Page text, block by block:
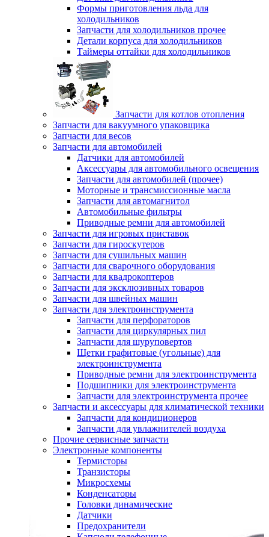
Формы приготовления льда для
холодильников
Запчасти для холодильников прочее
Детали корпуса для холодильников
Таймеры оттайки для холодильников
Запчасти для котлов отопления
Запчасти для вакуумного упаковщика
Запчасти для весов
Запчасти для автомобилей
Датчики для автомобилей
Аксессуары для автомобильного освещения
Запчасти для автомобилей (прочее)
Моторные и трансмиссионные масла
Запчасти для автомагнитол
Автомобильные фильтры
Приводные ремни для автомобилей
Запчасти для игровых приставок
Запчасти для гироскутеров
Запчасти для сушильных машин
Запчасти для сварочного оборудования
Запчасти для квадрокоптеров
Запчасти для эксклюзивных товаров
Запчасти для швейных машин
Запчасти для электроинструмента
Запчасти для перфораторов
Запчасти для циркулярных пил
Запчасти для шуруповертов
Щетки графитовые (угольные) для
электроинструмента
Приводные ремни для электроинструмента
Подшипники для электроинструмента
Запчасти для электроинструмента прочее
Запчасти и аксессуары для климатической техники
Запчасти для кондиционеров
Запчасти для увлажнителей воздуха
Прочие сервисные запчасти
Электронные компоненты
Термисторы
Транзисторы
Микросхемы
Конденсаторы
Головки динамические
Датчики
Предохранители